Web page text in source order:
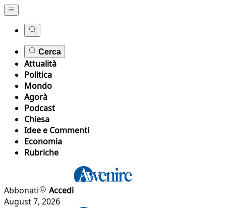
Cerca
Attualità
Politica
Mondo
Agorà
Podcast
Chiesa
Idee e Commenti
Economia
Rubriche
Abbonati
Accedi
August 7, 2026